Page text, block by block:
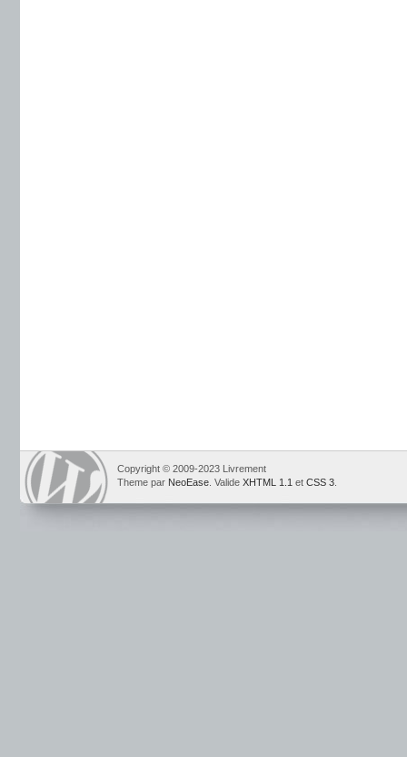
Copyright © 2009-2023 Livrement
Theme par NeoEase . Valide XHTML 1.1 et CSS 3